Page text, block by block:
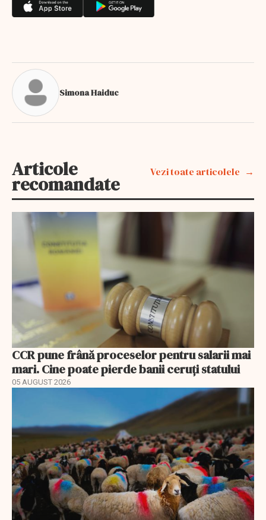
Simona Haiduc
Articole
recomandate
Vezi toate articolele
CCR pune frână proceselor pentru salarii mai
mari. Cine poate pierde banii ceruți statului
05 AUGUST 2026